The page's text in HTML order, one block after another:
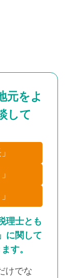
元をよ
して
理士とも
に関して
す。
けでな